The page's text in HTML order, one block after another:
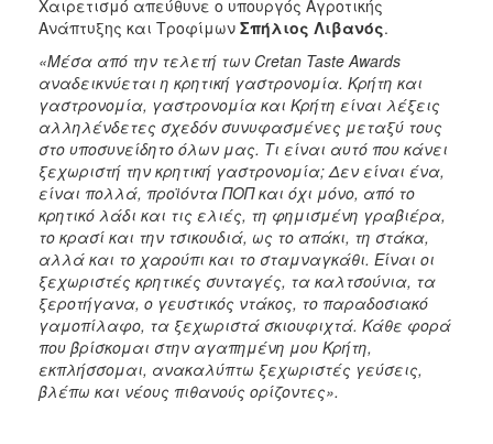
Χαιρετισμό απεύθυνε ο υπουργός Αγροτικής
Ανάπτυξης και Τροφίμων Σπήλιος Λιβανός.
«Μέσα από την τελετή των Cretan Taste Awards
αναδεικνύεται η κρητική γαστρονομία. Κρήτη και
γαστρονομία, γαστρονομία και Κρήτη είναι λέξεις
αλληλένδετες σχεδόν συνυφασμένες μεταξύ τους
στο υποσυνείδητο όλων μας. Τι είναι αυτό που κάνει
ξεχωριστή την κρητική γαστρονομία; Δεν είναι ένα,
είναι πολλά, προϊόντα ΠΟΠ και όχι μόνο, από το
κρητικό λάδι και τις ελιές, τη φημισμένη γραβιέρα,
το κρασί και την τσικουδιά, ως το απάκι, τη στάκα,
αλλά και το χαρούπι και το σταμναγκάθι. Είναι οι
ξεχωριστές κρητικές συνταγές, τα καλτσούνια, τα
ξεροτήγανα, ο γευστικός ντάκος, το παραδοσιακό
γαμοπίλαφο, τα ξεχωριστά σκιουφιχτά. Κάθε φορά
που βρίσκομαι στην αγαπημένη μου Κρήτη,
εκπλήσσομαι, ανακαλύπτω ξεχωριστές γεύσεις,
βλέπω και νέους πιθανούς ορίζοντες».